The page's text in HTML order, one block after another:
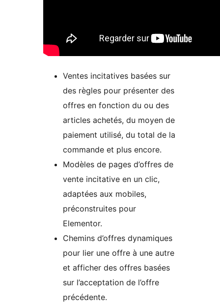
Ventes incitatives basées sur
des règles pour présenter des
offres en fonction du ou des
articles achetés, du moyen de
paiement utilisé, du total de la
commande et plus encore.
Modèles de pages d’offres de
vente incitative en un clic,
adaptées aux mobiles,
préconstruites pour
Elementor.
Chemins d’offres dynamiques
pour lier une offre à une autre
et afficher des offres basées
sur l’acceptation de l’offre
précédente.